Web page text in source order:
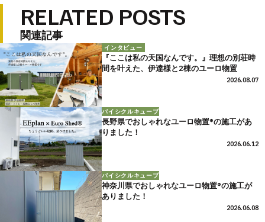
RELATED POSTS
関連記事
インタビュー
『ここは私の天国なんです。』理想の別荘時
間を叶えた、伊達様と2棟のユーロ物置
2026.08.07
バイシクルキューブ
長野県でおしゃれなユーロ物置®の施工があ
りました！
2026.06.12
バイシクルキューブ
神奈川県でおしゃれなユーロ物置®の施工が
ありました！
2026.06.08